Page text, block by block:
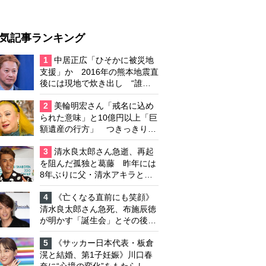
記事ランキング
1
中居正広「ひそかに被災地
支援」か 2016年の熊本地震直
後には現地で炊き出し “誰に
も知られなくて良い”と、むし
ろ強まる福祉活動への思い
2
美輪明宏さん「戒名に込め
られた意味」と10億円以上「巨
額遺産の行方」 つきっきりで
私生活をサポートしていた元俳
優が相続か
3
清水良太郎さん急逝、再起
を阻んだ孤独と葛藤 昨年には
8年ぶりに父・清水アキラと共
演、本格的な活動再開に向かっ
ていたが…周囲が懸念していた
「不安定なところ」
4
《亡くなる直前にも笑顔》
清水良太郎さん急死、布施辰徳
が明かす「誕生会」とその後の
メッセージ
5
《サッカー日本代表・板倉
滉と結婚、第1子妊娠》川口春